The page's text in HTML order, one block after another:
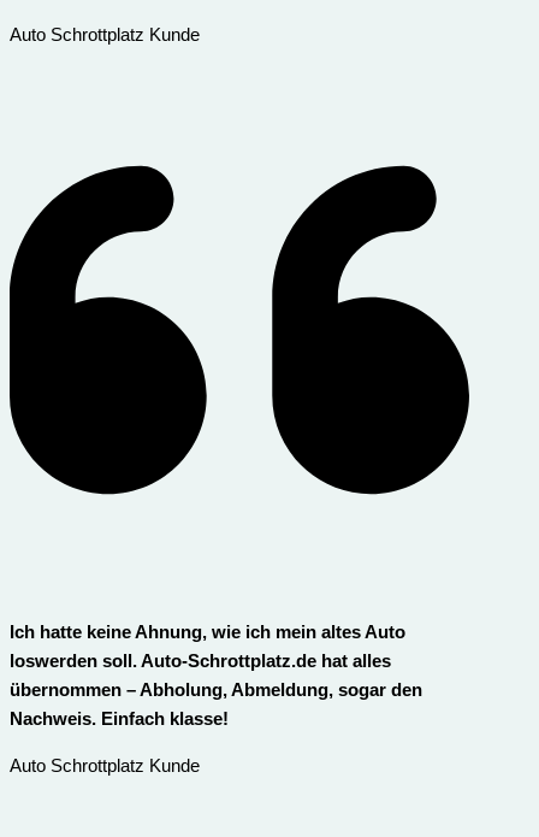
Auto Schrottplatz Kunde
Ich hatte keine Ahnung, wie ich mein altes Auto
loswerden soll. Auto-Schrottplatz.de hat alles
übernommen – Abholung, Abmeldung, sogar den
Nachweis. Einfach klasse!
Auto Schrottplatz Kunde